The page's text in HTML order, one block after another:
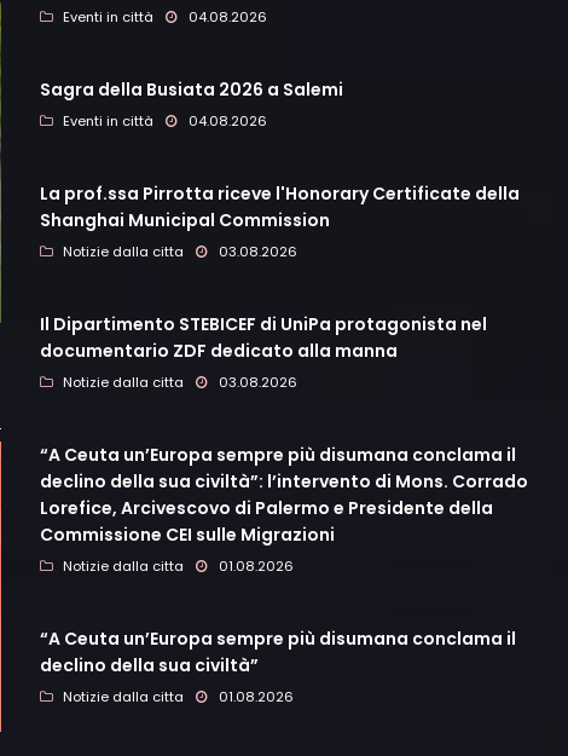
Eventi in città 04.08.2026
Sagra della Busiata 2026 a Salemi
Eventi in città 04.08.2026
La prof.ssa Pirrotta riceve l'Honorary Certificate della
Shanghai Municipal Commission
Notizie dalla citta 03.08.2026
Il Dipartimento STEBICEF di UniPa protagonista nel
documentario ZDF dedicato alla manna
Notizie dalla citta 03.08.2026
“A Ceuta un’Europa sempre più disumana conclama il
declino della sua civiltà”: l’intervento di Mons. Corrado
Lorefice, Arcivescovo di Palermo e Presidente della
Commissione CEI sulle Migrazioni
Notizie dalla citta 01.08.2026
“A Ceuta un’Europa sempre più disumana conclama il
declino della sua civiltà”
Notizie dalla citta 01.08.2026